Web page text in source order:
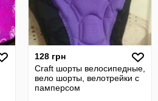
128 грн
Craft шорты велосипедные,
вело шорты, велотрейки с
памперсом